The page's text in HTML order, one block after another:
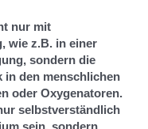
nur mit
wie z.B. in einer
sondern die
in den menschlichen
oder Oxygenatoren.
selbstverständlich
sein, sondern